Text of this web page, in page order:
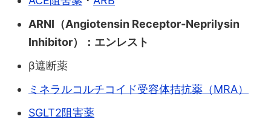
ARNI（Angiotensin Receptor-Neprilysin
Inhibitor）：エンレスト
β遮断薬
ミネラルコルチコイド受容体拮抗薬（MRA）
SGLT2阻害薬